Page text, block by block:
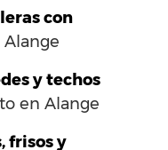
con
y techos
en Alange
frisos y